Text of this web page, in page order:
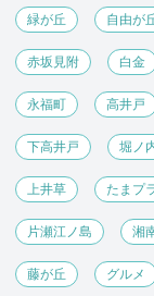
緑が丘 自由が
赤坂見附 白金
永福町 高井戸
下高井戸 堀ノ
上井草 たまプ
片瀬江ノ島 湘
藤が丘 グルメ